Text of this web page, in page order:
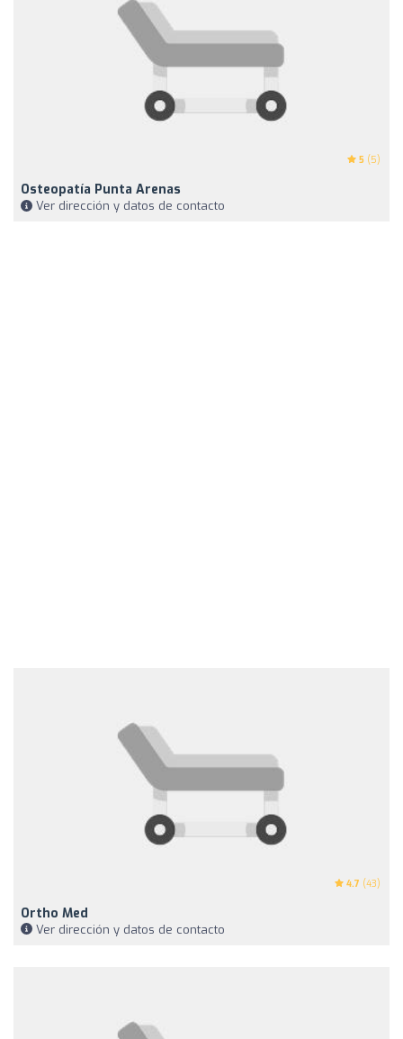
5 (5)
Osteopatía Punta Arenas
Ver dirección y datos de contacto
4.7 (43)
Ortho Med
Ver dirección y datos de contacto